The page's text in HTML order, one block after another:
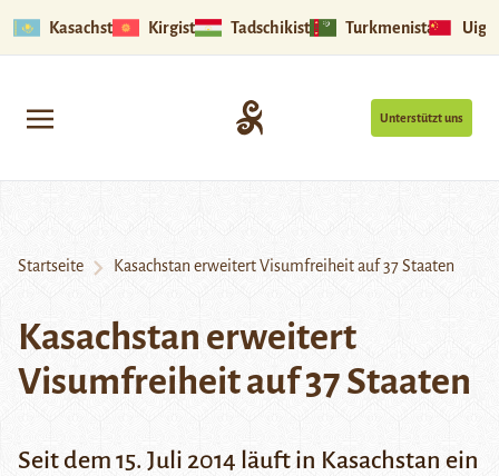
Kasachstan Kirgistan Tadschikistan Turkmenistan
Unterstützt uns
Startseite Kasachstan erweitert Visumfreiheit auf 37 Staaten
Kasachstan erweitert
Visumfreiheit auf 37 Staaten
Seit dem 15. Juli 2014 läuft in Kasachstan ein